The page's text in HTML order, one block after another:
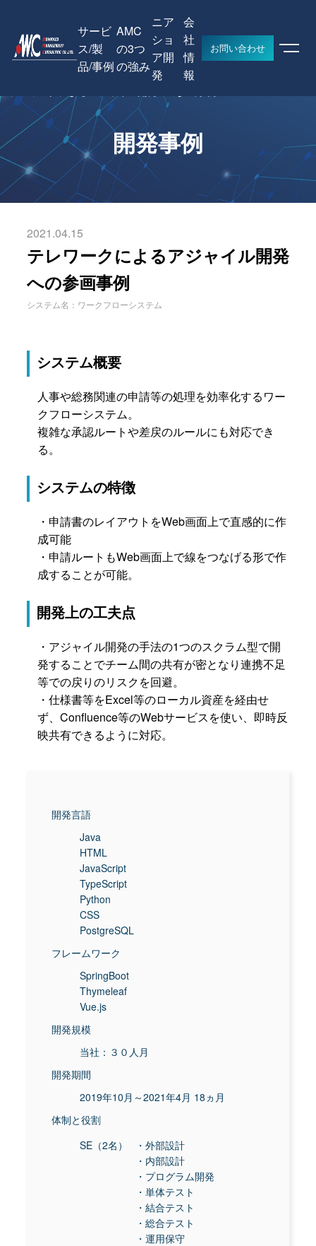
サービ
ス/製
品/事例
AMC
の3つ
の強み
ニア
ショ
ア開
発
会
社
情
報
お問い合わせ
開発事例
開発事例
2021.04.15
テレワークによるアジャイル開発
への参画事例
システム名：ワークフローシステム
システム概要
人事や総務関連の申請等の処理を効率化するワー
クフローシステム。
複雑な承認ルートや差戻のルールにも対応でき
る。
システムの特徴
・申請書のレイアウトをWeb画面上で直感的に作
成可能
・申請ルートもWeb画面上で線をつなげる形で作
成することが可能。
開発上の工夫点
・アジャイル開発の手法の1つのスクラム型で開
発することでチーム間の共有が密となり連携不足
等での戻りのリスクを回避。
・仕様書等をExcel等のローカル資産を経由せ
ず、Confluence等のWebサービスを使い、即時反
映共有できるように対応。
開発言語
Java
HTML
JavaScript
TypeScript
Python
CSS
PostgreSQL
フレームワーク
SpringBoot
Thymeleaf
Vue.js
開発規模
当社：３０人月
開発期間
2019年10月～2021年4月 18ヵ月
体制と役割
SE（2名）
・外部設計
・内部設計
・プログラム開発
・単体テスト
・結合テスト
・総合テスト
・運用保守